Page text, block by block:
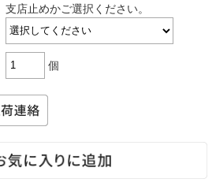
支店止めかご選択ください。
個